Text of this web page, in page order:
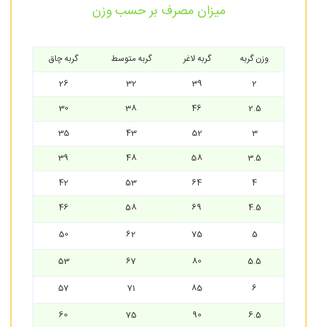
میزان مصرف بر حسب وزن
وزن گربه گربه لاغر گربه متوسط
گربه چاق
2
39
32
26
2.5
46
38
30
3
52
43
35
3.5
58
48
39
4
64
53
42
4.5
69
58
46
5
75
62
50
5.5
80
67
53
6
85
71
57
6.5
90
75
60